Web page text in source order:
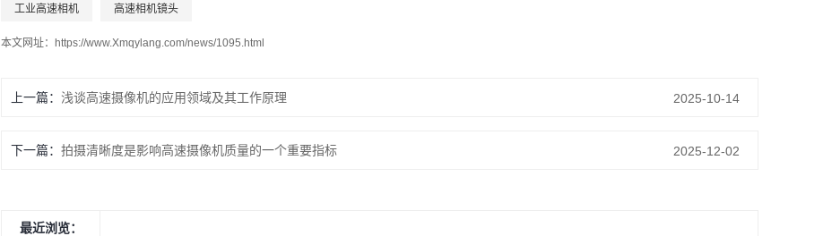
​工业高速相机 高速相机镜头
本文网址： https://www.Xmqylang.com/news/1095.html
上一篇： 浅谈高速摄像机的应用领域及其工作原理 2025-10-14
下一篇： 拍摄清晰度是影响高速摄像机质量的一个重要指标 2025-12-02
最近浏览：